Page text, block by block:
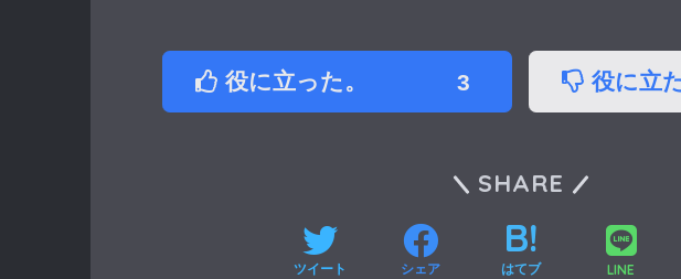
役に立った。 3 役に立
SHARE
ツイート シェア はてブ LINE